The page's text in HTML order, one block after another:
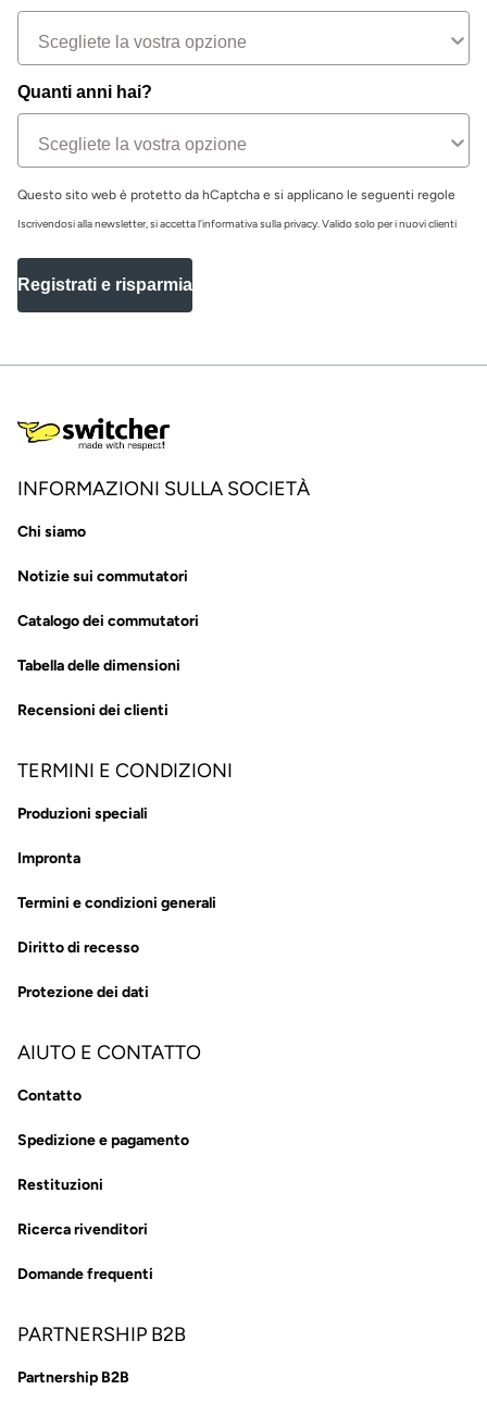
Quanti anni hai?
Questo sito web è protetto da hCaptcha e si applicano le seguenti regole
Iscrivendosi alla newsletter, si accetta l'informativa sulla privacy. Valido solo per i nuovi clienti
Registrati e risparmia
INFORMAZIONI SULLA SOCIETÀ
Chi siamo
Notizie sui commutatori
Catalogo dei commutatori
Tabella delle dimensioni
Recensioni dei clienti
TERMINI E CONDIZIONI
Produzioni speciali
Impronta
Termini e condizioni generali
Diritto di recesso
Protezione dei dati
AIUTO E CONTATTO
Contatto
Spedizione e pagamento
Restituzioni
Ricerca rivenditori
Domande frequenti
PARTNERSHIP B2B
Partnership B2B